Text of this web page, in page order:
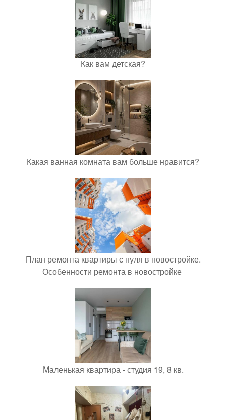
Как вам детская?
Какая ванная комната вам больше нравится?
План ремонта квартиры с нуля в новостройке.
Особенности ремонта в новостройке
Маленькая квартира - студия 19, 8 кв.